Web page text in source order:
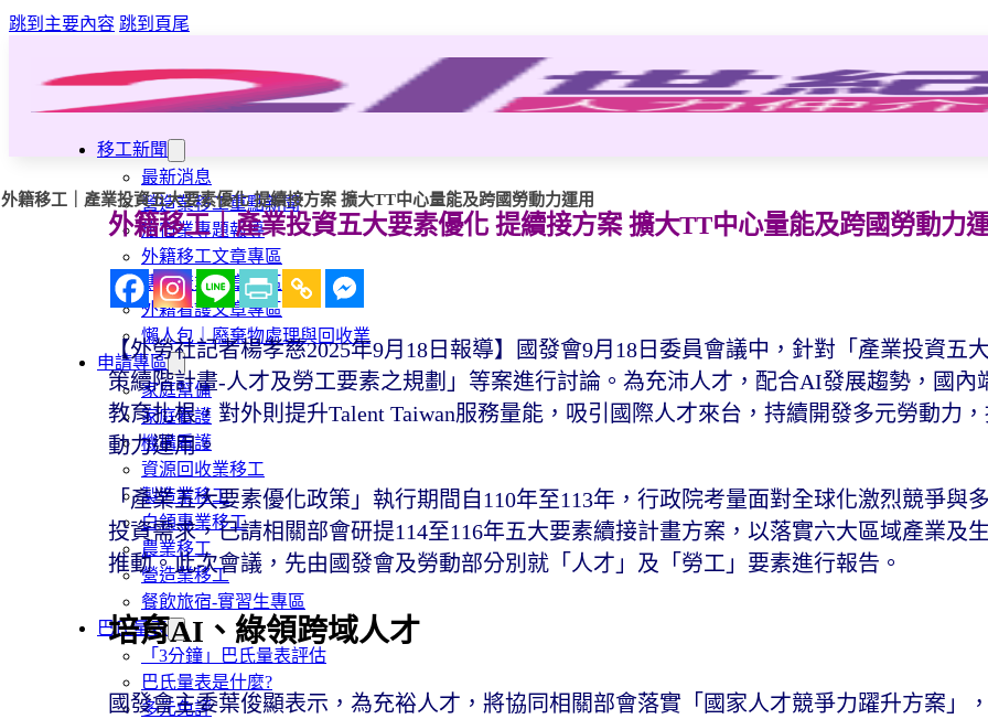
跳到主要內容 跳到頁尾
移工新聞
最新消息
營造業移工重點新聞
旅宿業專題報導
外籍移工文章專區
傳統產業文章專區
外籍看護文章專區
懶人包｜廢棄物處理與回收業
申請專區
家庭幫傭
家庭看護
機構看護
資源回收業移工
製造業移工
白領專業移工
農業移工
營造業移工
餐飲旅宿-實習生專區
巴氏量表
「3分鐘」巴氏量表評估
巴氏量表是什麼?
多元免評
外籍移工｜產業投資五大要素優化 提續接方案 擴大TT中心量能及跨國勞動力運用
外籍移工｜產業投資五大要素優化 提續接方案 擴大TT中心量能及跨國勞動力
【外勞社記者楊孝慈2025年9月18日報導】國發會9月18日委員會議中，針對「產業投資五
策續階計畫-人才及勞工要素之規劃」等案進行討論。為充沛人才，配合AI發展趨勢，國內
教育扎根，對外則提升Talent Taiwan服務量能，吸引國際人才來台，持續開發多元勞動力
動力運用。
「產業五大要素優化政策」執行期間自110年至113年，行政院考量面對全球化激烈競爭與
投資需求，已請相關部會研提114至116年五大要素續接計畫方案，以落實六大區域產業及
推動。此次會議，先由國發會及勞動部分別就「人才」及「勞工」要素進行報告。
培育AI、綠領跨域人才
國發會主委葉俊顯表示，為充裕人才，將協同相關部會落實「國家人才競爭力躍升方案」